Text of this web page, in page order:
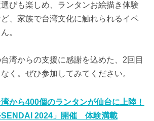
びも楽しめ、ランタンお絵描き体験
、家族で台湾文化に触れられるイベ
。
湾からの支援に感謝を込めた、2回目
く。ぜひ参加してみてください。
湾から400個のランタンが仙台に上陸！
SENDAI 2024」開催 体験満載